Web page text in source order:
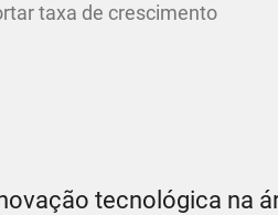
taxa de crescimento
tecnológica na